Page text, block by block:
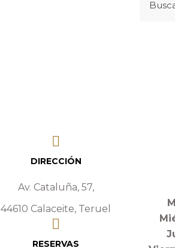
DIRECCIÓN
Av. Cataluña, 57,
44610 Calaceite, Teruel
RESERVAS